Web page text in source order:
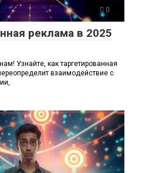
0
реклама в 2025
Узнайте, как таргетированная
взаимодействие с